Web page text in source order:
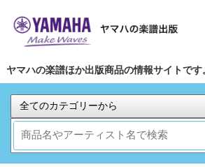
ヤマハの楽譜ほか出版商品の情報サイトです